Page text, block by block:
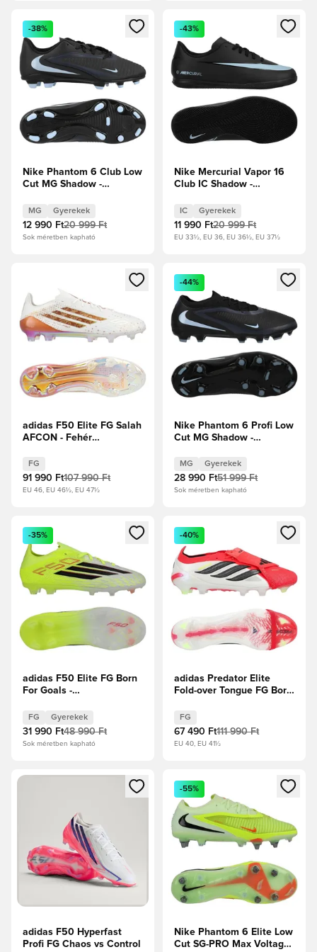
Megnyit egy modált a bejelentkezéshez vagy a tagként
-38%
Nike Phantom 6 Club Low
Cut MG Shadow -
MG Gyerekek
12 990 Ft20 999 Ft
Sok méretben kapható
Megnyit egy modált a
-43%
Nike Mercurial Vapor 16
Club IC Shadow -
IC Gyerekek
11 990 Ft20 999 Ft
EU 33½, EU 36, EU 36½, EU 37½
Megnyit egy modált a bejelentkezéshez vagy a tagként
adidas F50 Elite FG Salah
AFCON - Fehér
kiadás
FG
91 990 Ft107 990 Ft
EU 46, EU 46½, EU 47½
Megnyit egy modált a
-44%
Nike Phantom 6 Profi Low
Cut MG Shadow -
MG Gyerekek
28 990 Ft51 999 Ft
Sok méretben kapható
Megnyit egy modált a bejelentkezéshez vagy a tagként
-35%
adidas F50 Elite FG Born
For Goals -
Élénkpiros Gyerek
FG Gyerekek
31 990 Ft48 990 Ft
Sok méretben kapható
Megnyit egy modált a
-40%
adidas Predator Elite
Fold-over Tongue FG Born
Élénkpiros/Core
Black/Fehér cipők
FG
67 490 Ft111 990 Ft
EU 40, EU 41½
Megnyit egy modált a bejelentkezéshez vagy a tagként való
adidas F50 Hyperfast
Profi FG Chaos vs Control
Megnyit egy modált a
-55%
Nike Phantom 6 Elite Low
Cut SG-PRO Max Voltage